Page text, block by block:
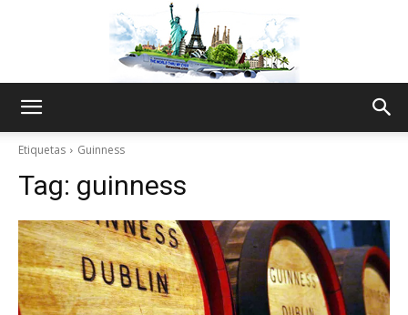
Thru
Etiquetas Guinness
Tag: guinness